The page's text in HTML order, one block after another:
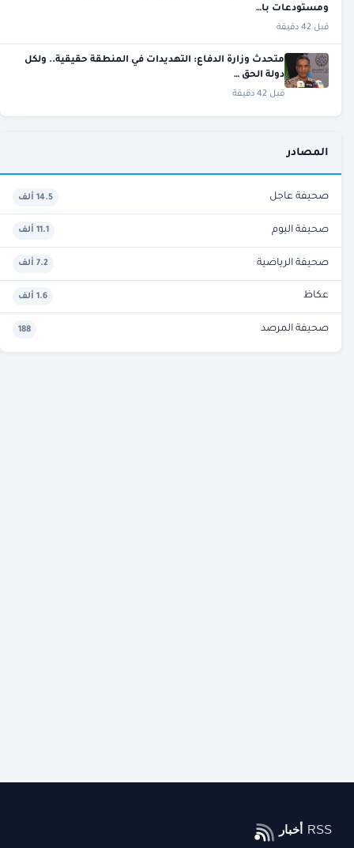
ومستودعات با…
قبل 42 دقيقة
متحدث وزارة الدفاع: التهديدات في المنطقة حقيقية.. ولكل
دولة الحق …
قبل 42 دقيقة
المصادر
صحيفة عاجل 14.5 ألف
صحيفة اليوم 11.1 ألف
صحيفة الرياضية 7.2 ألف
عكاظ 1.6 ألف
صحيفة المرصد 188